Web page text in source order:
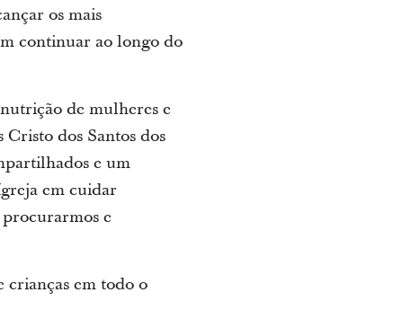
os mais
continuar ao longo do
de mulheres e
Cristo dos Santos dos
e um
em cuidar
procurarmos e
crianças em todo o